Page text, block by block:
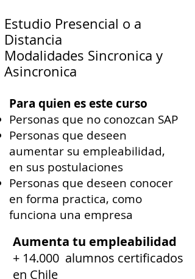
Estudio Presencial o a
Distancia
Modalidades Sincronica y
Asincronica
Para quien es este curso
Personas que no conozcan SAP
Personas que deseen
aumentar su empleabilidad,
en sus postulaciones
Personas que deseen conocer
en forma practica, como
funciona una empresa
Aumenta tu empleabilidad
+ 14.000 alumnos certificados
en Chile